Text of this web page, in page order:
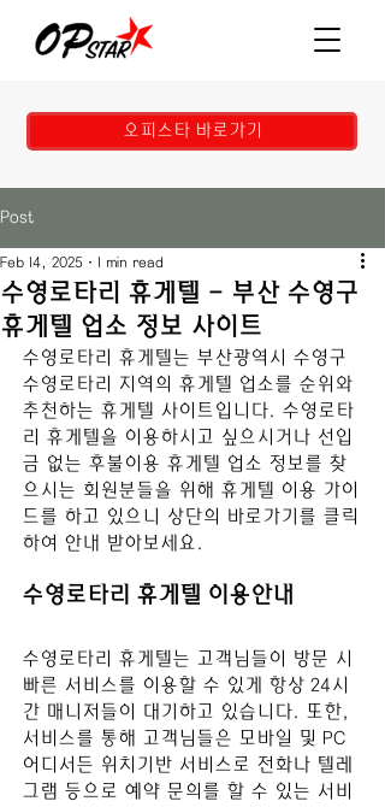
오피스타 바로가기
Post
수영로타리 휴게텔 - 부산 수영구
휴게텔 업소 정보 사이트
Feb 14, 2025 1 min read
수영로타리 휴게텔는 부산광역시
수영구
수영로타리
지역의 휴게텔 업소를 순위와
추천하는 휴게텔 사이트입니다. 수영로타
리
휴게텔을 이용하시고 싶으시거나 선입
금 없는 후불이용 휴게텔 업소 정보를 찾
으시는 회원분들을 위해 휴게텔 이용 가이
드를 하고 있으니 상단의 바로가기를 클릭
하여 안내 받아보세요.
수영로타리 휴게텔 이용안내
수영로타리
휴게텔는 고객님들이 방문 시
빠른 서비스를 이용할 수 있게 항상 24시
간 매니저들이 대기하고 있습니다. 또한,
서비스를 통해 고객님들은 모바일 및 PC
어디서든 위치기반 서비스로 전화나 텔레
그램 등으로 예약 문의를 할 수 있는 서비